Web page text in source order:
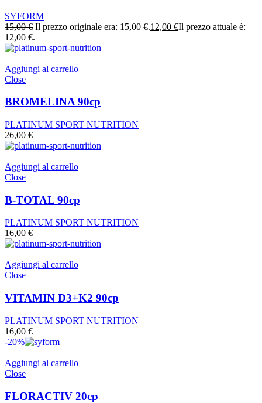
SYFORM
15,00€ Il prezzo originale era: 15,00 €.12,00 €Il prezzo attuale è:
12,00 €.
Aggiungi al carrello
Close
BROMELINA 90cp
PLATINUM SPORT NUTRITION
26,00 €
Aggiungi al carrello
Close
B-TOTAL 90cp
PLATINUM SPORT NUTRITION
16,00 €
Aggiungi al carrello
Close
VITAMIN D3+K2 90cp
PLATINUM SPORT NUTRITION
16,00 €
-20%
Aggiungi al carrello
Close
FLORACTIV 20cp